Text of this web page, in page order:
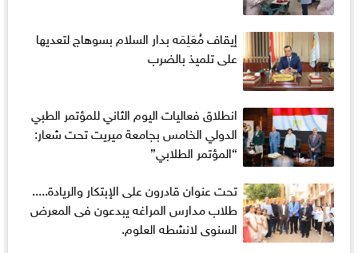
إيقاف مُعَلِمَه بدار السلام بسوهاج لتعديها
على تلميذ بالضرب
انطلاق فعاليات اليوم الثاني للمؤتمر الطبي
الدولي الخامس بجامعة ميريت تحت شعار:
“المؤتمر الطلابي”
تحت عنوان قادرون على الإبتكار والريادة.....
طلاب مدارس المراغه يبدعون فى المعرض
السنوى لانشطه العلوم.